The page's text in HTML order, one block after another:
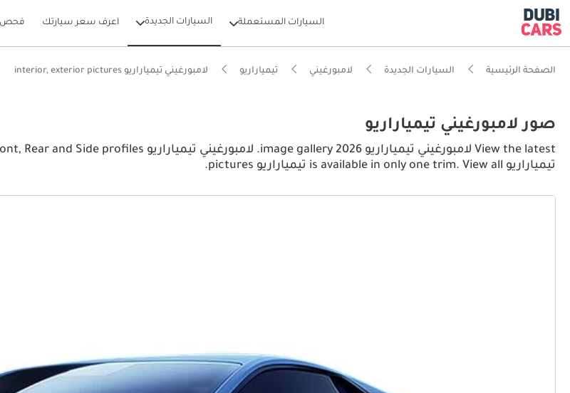
السيارات المستعملة السيارات الجديدة اعرف سعر سيارتك فحص
الصفحة الرئيسية السيارات الجديدة لامبورغيني تيمياراريو لامبورغيني تيمياراريو interior, exterior pictures
صور لامبورغيني تيمياراريو
تيمياراريو is available in only one trim. View all تيمياراريو pictures.